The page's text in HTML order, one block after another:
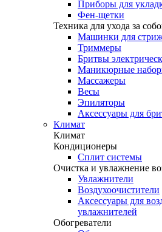
Приборы для
Фен-щетки
Техника для ухода за
Машинки для
Триммеры
Бритвы
Маникюрные
Массажеры
Весы
Эпиляторы
Аксессуары для
Климат
Климат
Кондиционеры
Сплит системы
Очистка и увлажнение
Увлажнители
Воздухоочистители
Аксессуары для
увлажнителей
Обогреватели